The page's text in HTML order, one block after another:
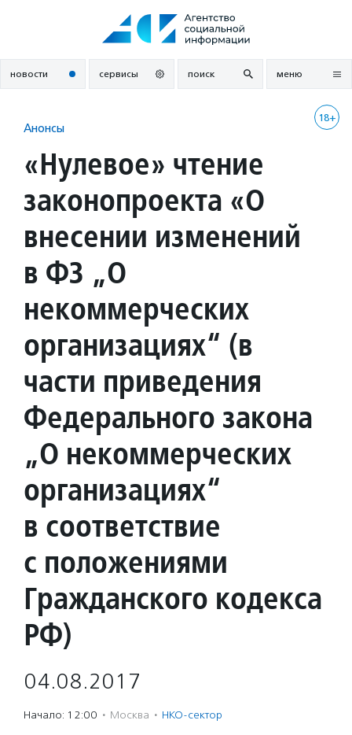
новости сервисы поиск меню
18+
Анонсы
«Нулевое» чтение
законопроекта «О
внесении изменений
в ФЗ „О
некоммерческих
организациях“ (в
части приведения
Федерального закона
„О некоммерческих
организациях“
в соответствие
с положениями
Гражданского кодекса
РФ)
04.08.2017
Начало: 12:00 · Москва · НКО-сектор